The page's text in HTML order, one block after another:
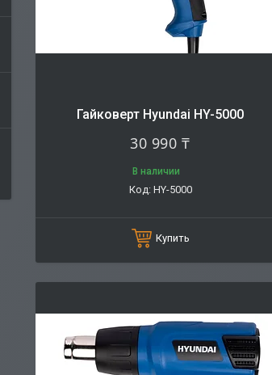
Гайковерт Hyundai HY-5000
30 990 ₸
В наличии
HY-5000
Купить